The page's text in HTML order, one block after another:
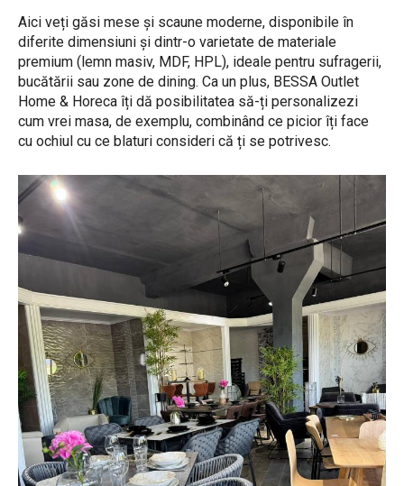
Aici veți găsi mese și scaune moderne, disponibile în
diferite dimensiuni și dintr-o varietate de materiale
premium (lemn masiv, MDF, HPL), ideale pentru sufragerii,
bucătării sau zone de dining. Ca un plus, BESSA Outlet
Home & Horeca îți dă posibilitatea să-ți personalizezi
cum vrei masa, de exemplu, combinând ce picior îți face
cu ochiul cu ce blaturi consideri că ți se potrivesc.